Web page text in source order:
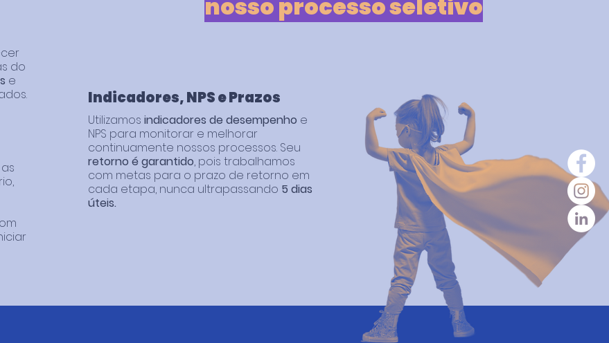
do
e
nosso processo seletivo
Indicadores, NPS e Prazos
Utilizamos indicadores de desempenho e
NPS para monitorar e melhorar
continuamente nossos processos. Seu
retorno é garantido, pois trabalhamos
com metas para o prazo de retorno em
cada etapa, nunca ultrapassando 5 dias
úteis.